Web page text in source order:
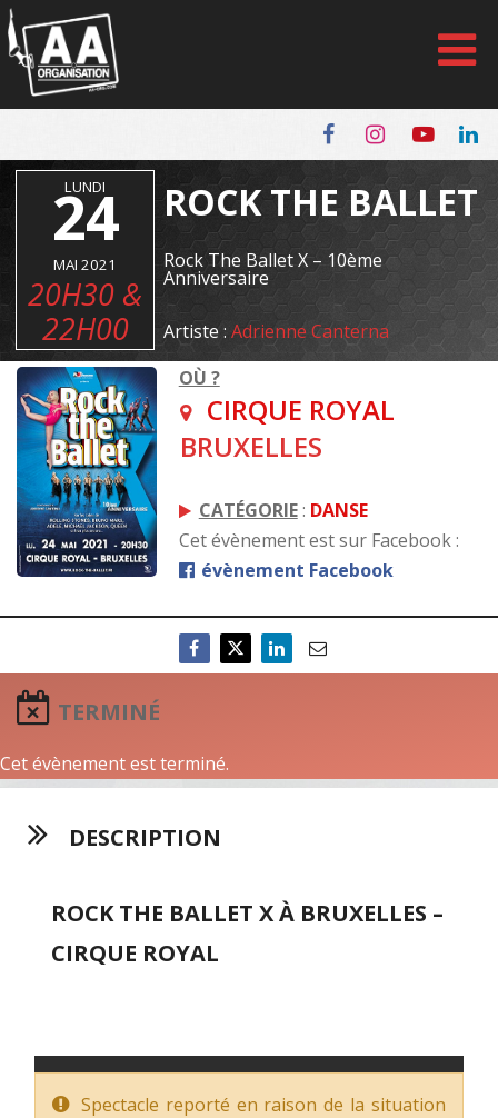
Panneau de gestion des cookies
LUNDI
24
MAI 2021
20H30 &
22H00
ROCK THE BALLET
Rock The Ballet X – 10ème
Anniversaire
Artiste :Adrienne Canterna
OÙ ?
CIRQUE ROYAL
BRUXELLES
CATÉGORIE: DANSE
Cet évènement est sur Facebook :
évènement Facebook
TERMINÉ
Cet évènement est terminé.
DESCRIPTION
ROCK THE BALLET X À BRUXELLES –
CIRQUE ROYAL
Spectacle reporté en raison de la situation